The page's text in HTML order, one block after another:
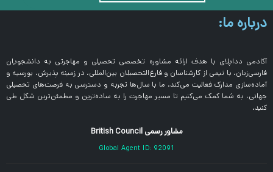
درباره ما:
آکادمی دداپلای با هدف ارائه مشاوره تخصصی تحصیلی و مهاجرتی به دانشجویان
فارسی‌زبان، با تیمی از کارشناسان و فارغ‌التحصیلان بین‌المللی، در زمینه پذیرش، بورسیه و
آماده‌سازی مدارک فعالیت می‌کند. ما با سال‌ها تجربه و دسترسی به فرصت‌های تحصیلی
جهانی، به شما کمک می‌کنیم تا مسیر مهاجرت را به ساده‌ترین و مطمئن‌ترین شکل طی
کنید.
مشاور رسمی British Council
Global Agent ID: 92091